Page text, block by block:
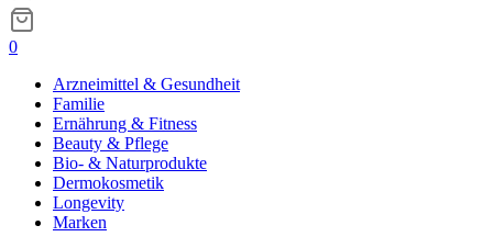
0
Arzneimittel & Gesundheit
Familie
Ernährung & Fitness
Beauty & Pflege
Bio- & Naturprodukte
Dermokosmetik
Longevity
Marken